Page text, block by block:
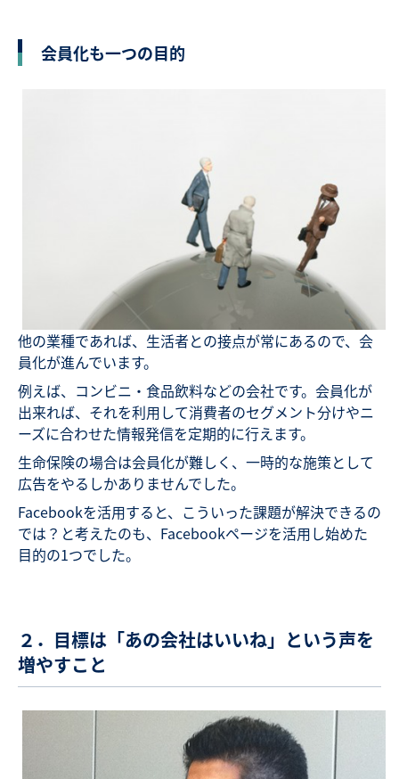
会員化も一つの目的
他の業種であれば、生活者との接点が常にあるので、会
員化が進んでいます。
例えば、コンビニ・食品飲料などの会社です。会員化が
出来れば、それを利用して消費者のセグメント分けやニ
ーズに合わせた情報発信を定期的に行えます。
生命保険の場合は会員化が難しく、一時的な施策として
広告をやるしかありませんでした。
Facebookを活用すると、こういった課題が解決できるの
では？と考えたのも、Facebookページを活用し始めた
目的の1つでした。
２．目標は「あの会社はいいね」という声を
増やすこと